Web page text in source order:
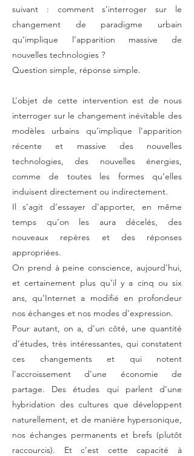
suivant : comment s’interroger sur le
changement de paradigme urbain
qu’implique l’apparition massive de
nouvelles technologies ?
Question simple, réponse simple.
L’objet de cette intervention est de nous
interroger sur le changement inévitable des
modèles urbains qu’implique l’apparition
récente et massive des nouvelles
technologies, des nouvelles énergies,
comme de toutes les formes qu’elles
induisent directement ou indirectement.
Il s’agit d’essayer d’apporter, en même
temps qu’on les aura décelés, des
nouveaux repères et des réponses
appropriées.
On prend à peine conscience, aujourd’hui,
et certainement plus qu’il y a cinq ou six
ans, qu’Internet a modifié en profondeur
nos échanges et nos modes d’expression.
Pour autant, on a, d’un côté, une quantité
d’études, très intéressantes, qui constatent
ces changements et qui notent
l’accroissement d’une économie de
partage. Des études qui parlent d’une
hybridation des cultures que développent
naturellement, et de manière hypersonique,
nos échanges permanents et brefs (plutôt
raccourcis). Et c’est cette capacité à